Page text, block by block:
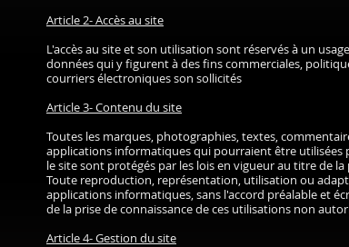
Article 2- Accès au site
L'accès au site et son utilisation sont réservés à un
données qui y figurent à des fins commerciales,
courriers électroniques son sollicités
Article 3- Contenu du site
Toutes les marques, photographies, textes,
applications informatiques qui pourraient être
le site sont protégés par les lois en vigueur au titre de
Toute reproduction, représentation, utilisation ou
applications informatiques, sans l'accord préalable et
de la prise de connaissance de ces utilisations non
Article 4- Gestion du site